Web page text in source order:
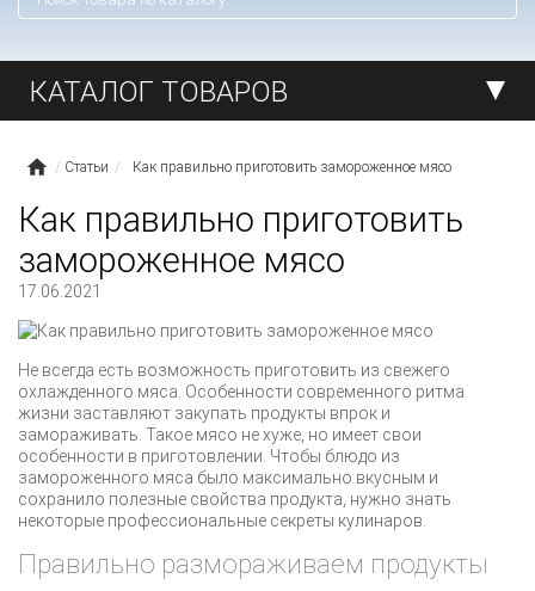
КАТАЛОГ ТОВАРОВ
Статьи Как правильно приготовить замороженное мясо
Как правильно приготовить
замороженное мясо
17.06.2021
Не всегда есть возможность приготовить из свежего
охлажденного мяса. Особенности современного ритма
жизни заставляют закупать продукты впрок и
замораживать. Такое мясо не хуже, но имеет свои
особенности в приготовлении. Чтобы блюдо из
замороженного мяса было максимально вкусным и
сохранило полезные свойства продукта, нужно знать
некоторые профессиональные секреты кулинаров.
Правильно размораживаем продукты